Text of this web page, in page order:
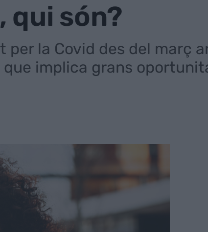
qui són?
per la Covid des del març
implica grans